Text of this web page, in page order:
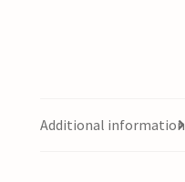
Additional information